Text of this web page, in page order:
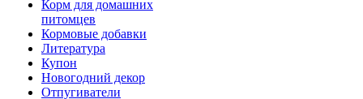
Корм для домашних
питомцев
Кормовые добавки
Литература
Купон
Новогодний декор
Отпугиватели